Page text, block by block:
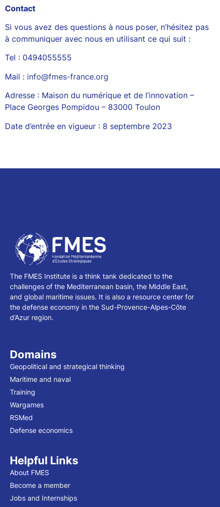
Contact
Si vous avez des questions à nous poser, n’hésitez pas
à communiquer avec nous en utilisant ce qui suit :
Tel : 0494055555
Mail : info@fmes-france.org
Adresse : Maison du numérique et de l’innovation –
Place Georges Pompidou – 83000 Toulon
Date d’entrée en vigueur : 8 septembre 2023
The FMES Institute is a think tank dedicated to the
challenges of the Mediterranean basin, the Middle East,
and global maritime issues. It is also a resource center for
the defense economy in the Sud-Provence-Alpes-Côte
d’Azur region.
Domains
Geopolitical and strategical thinking
Maritime and naval
Training
Wargames
RSMed
Defense economics
Helpful Links
About FMES
Become a member
Jobs and Internships